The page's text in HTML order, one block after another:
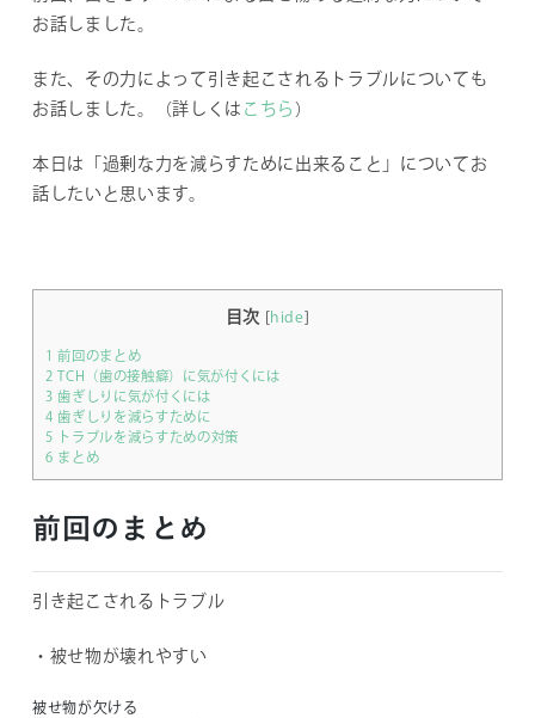
お話しました。
また、その力によって引き起こされるトラブルについても
お話しました。（詳しくは こちら ）
本日は「過剰な力を減らすために出来ること」についてお
話したいと思います。
目次 [hide]
1
前回のまとめ
2 TCH（歯の接触癖）に気が付くには
3 歯ぎしりに気が付くには
4 歯ぎしりを減らすために
5 トラブルを減らすための対策
6 まとめ
前回のまとめ
引き起こされるトラブル
・被せ物が壊れやすい
被せ物が欠ける